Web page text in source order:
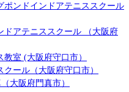
ンドインドアテニススクール
ドアテニススクール （大阪府
室 (大阪府守口市）
ール（大阪府守口市）
大阪府門真市）